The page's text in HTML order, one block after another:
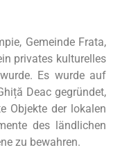
Gemeinde Frata,
privates kulturelles
​Es wurde auf
Deac gegründet,
Objekte der lokalen
des ländlichen
zu bewahren.